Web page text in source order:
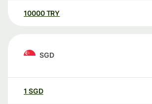
10000 TRY
SGD
1 SGD